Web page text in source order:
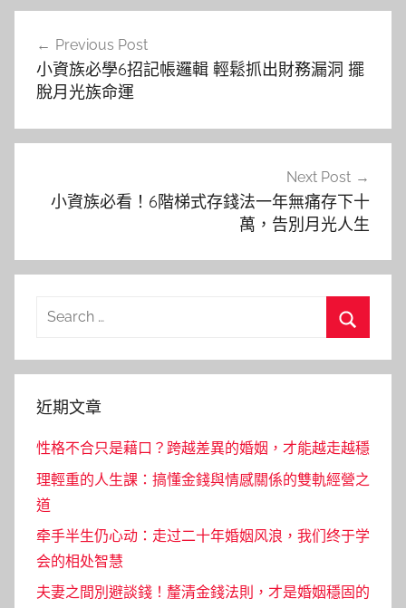
導
覽
Previous Post
小資族必學6招記帳邏輯 輕鬆抓出財務漏洞 擺
脫月光族命運
Next Post
小資族必看！6階梯式存錢法一年無痛存下十
萬，告別月光人生
Search
近期文章
性格不合只是藉口？跨越差異的婚姻，才能越走越穩
理輕重的人生課：搞懂金錢與情感關係的雙軌經營之
道
牵手半生仍心动：走过二十年婚姻风浪，我们终于学
会的相处智慧
夫妻之間別避談錢！釐清金錢法則，才是婚姻穩固的